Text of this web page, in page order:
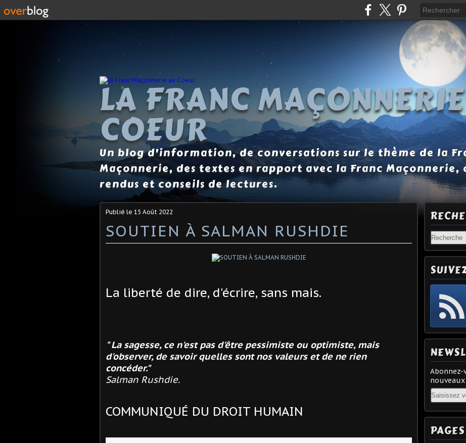
LA FRANC
COEUR
Un blog d'information, de conversations sur le thème de la
Maçonnerie, des textes en rapport avec la Franc Maçonnerie,
rendus et conseils de lectures.
Publié le 15 Août 2022
SOUTIEN À SALMAN RUSHDIE
La liberté de dire, d'écrire, sans mais.
" La sagesse, ce n'est pas d'être pessimiste ou optimiste, mais
d'observer, de savoir quelles sont nos valeurs et de ne rien
concéder."
Salman Rushdie.
COMMUNIQUÉ DU DROIT HUMAIN
Email
PAGES